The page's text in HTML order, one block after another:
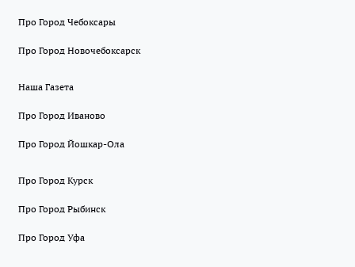
Про Город Чебоксары
Про Город Новочебоксарск
Наша Газета
Про Город Иваново
Про Город Йошкар-Ола
Про Город Курск
Про Город Рыбинск
Про Город Уфа